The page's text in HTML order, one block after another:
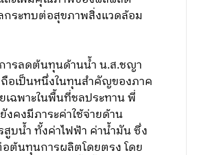
ระทบต่อสุขภาพสิ่งแวดล้อม
ารลดต้นทุนด้านน้ำ น.ส.ชญา
ถือเป็นหนึ่งในทุนสำคัญของภาค
เฉพาะในพื้นที่ชลประทาน พี่
งคงมีภาระค่าใช้จ่ายด้าน
สูบน้ำ ทั้งค่าไฟฟ้า ค่าน้ำมัน ซึ่ง
ต้นทุนการผลิตโดยตรง โดย